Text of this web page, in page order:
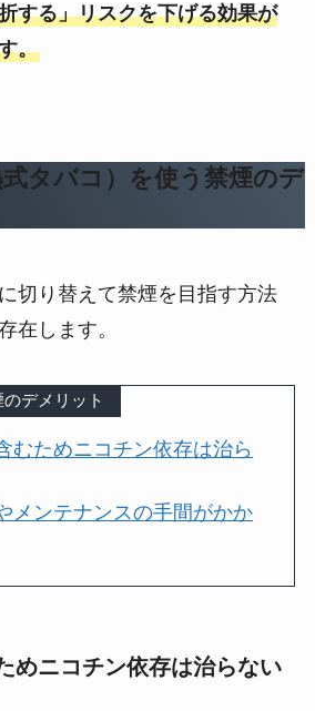
する」リスクを下げる効果が
。
タバコ）を使う禁煙のデ
切り替えて禁煙を目指す方法
在します。
デメリット
むためニコチン依存は治ら
メンテナンスの手間がかか
めニコチン依存は治らない